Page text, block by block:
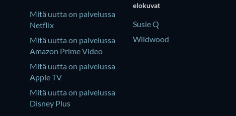
Mitä uutta on palvelussa
Netflix
Mitä uutta on palvelussa
Amazon Prime Video
Mitä uutta on palvelussa
Apple TV
Mitä uutta on palvelussa
Disney Plus
elokuvat
Susie Q
Wildwood